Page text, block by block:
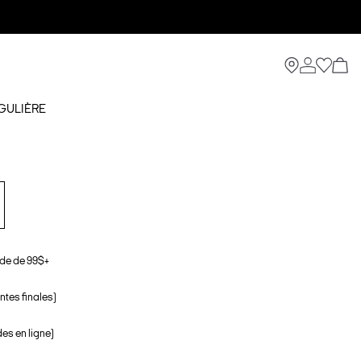
de 99$+
finales)
en ligne)